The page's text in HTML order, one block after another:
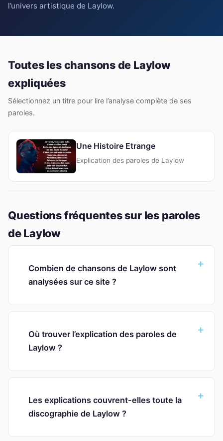
l’univers artistique de Laylow.
Toutes les chansons de Laylow
expliquées
Sélectionnez un titre pour lire l’analyse complète de ses
paroles.
Une Histoire Etrange
Explication des paroles de Laylow
Questions fréquentes sur les paroles
de Laylow
Combien de chansons de Laylow sont
analysées sur ce site ?
Où trouver l’explication des paroles de
Laylow ?
Les explications couvrent-elles toute la
discographie de Laylow ?